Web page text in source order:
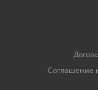
Соглашение